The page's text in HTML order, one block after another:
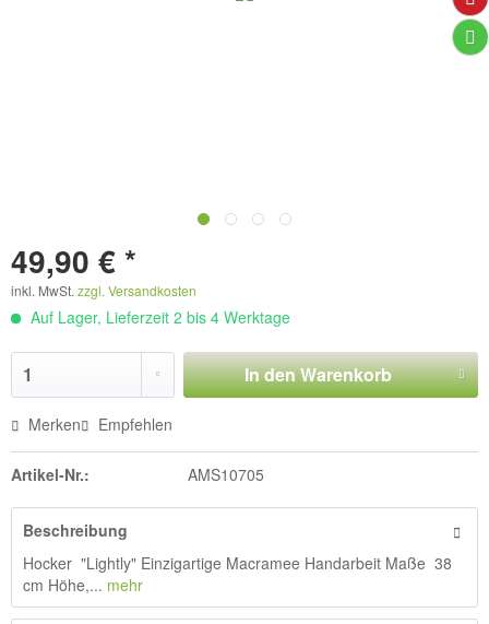
49,90 € *
inkl. MwSt. zzgl. Versandkosten
Auf Lager, Lieferzeit 2 bis 4 Werktage
In denWarenkorb
Merken Empfehlen
Artikel-Nr.: AMS10705
Beschreibung
Hocker "Lightly" Einzigartige Macramee Handarbeit Maße 38
cm Höhe,... mehr